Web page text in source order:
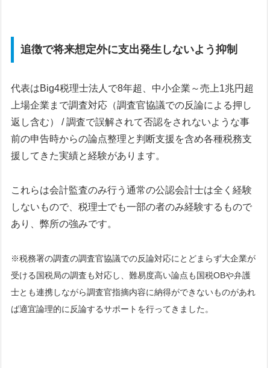
追徴で将来想定外に支出発生しないよう抑制
代表はBig4税理士法人で8年超、中小企業～売上1兆円超
上場企業まで調査対応（調査官協議での反論による押し
返し含む） / 調査で誤解されて否認をされないような事
前の申告時からの論点整理と判断支援を含め各種税務支
援してきた実績と経験があります。
これらは会計監査のみ行う通常の公認会計士は全く経験
しないもので、税理士でも一部の者のみ経験するもので
あり、弊所の強みです。
※税務署の調査の調査官協議での反論対応にとどまらず大企業が
受ける国税局の調査も対応し、難易度高い論点も国税OBや弁護
士とも連携しながら調査官指摘内容に納得ができないものがあれ
ば適宜論理的に反論するサポートを行ってきました。